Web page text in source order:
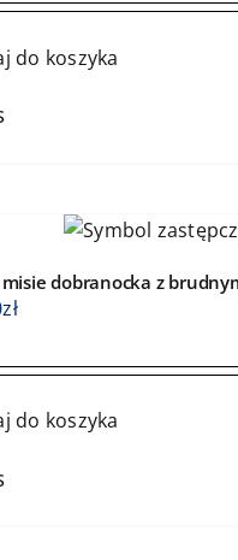
do koszyka
dobranocka z
zł
do koszyka